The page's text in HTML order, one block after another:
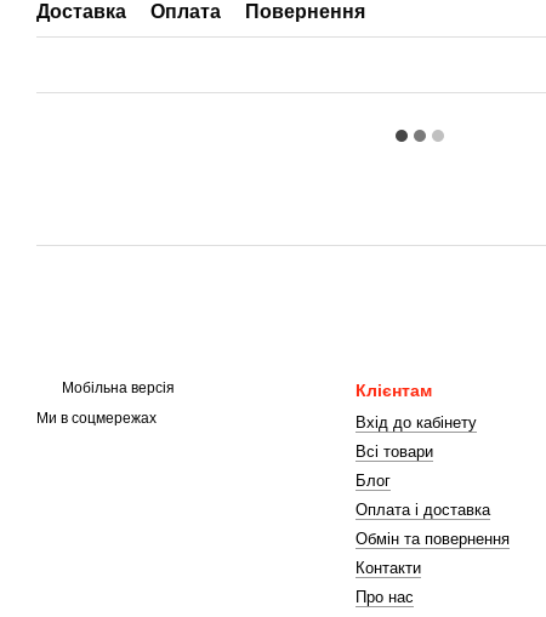
Доставка Оплата Повернення
Мобільна версія
Ми в соцмережах
Клієнтам
Вхід до кабінету
Всі товари
Блог
Оплата і доставка
Обмін та повернення
Контакти
Про нас